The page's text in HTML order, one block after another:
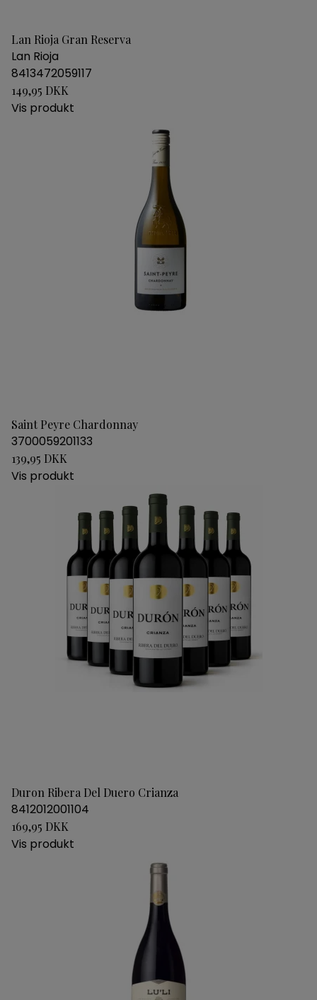
Lan Rioja Gran Reserva
Lan Rioja
8413472059117
149,95 DKK
Vis produkt
Saint Peyre Chardonnay
3700059201133
139,95 DKK
Vis produkt
Duron Ribera Del Duero Crianza
8412012001104
169,95 DKK
Vis produkt